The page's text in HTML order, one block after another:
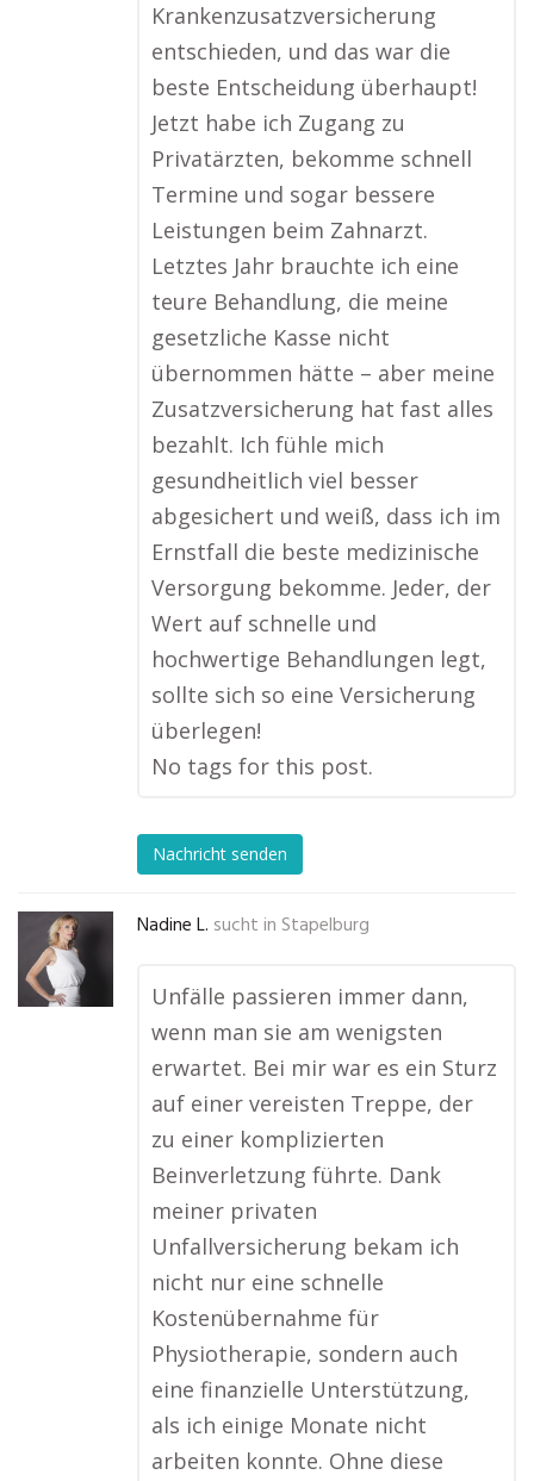
Krankenzusatzversicherung
entschieden, und das war die
beste Entscheidung überhaupt!
Jetzt habe ich Zugang zu
Privatärzten, bekomme schnell
Termine und sogar bessere
Leistungen beim Zahnarzt.
Letztes Jahr brauchte ich eine
teure Behandlung, die meine
gesetzliche Kasse nicht
übernommen hätte – aber meine
Zusatzversicherung hat fast alles
bezahlt. Ich fühle mich
gesundheitlich viel besser
abgesichert und weiß, dass ich im
Ernstfall die beste medizinische
Versorgung bekomme. Jeder, der
Wert auf schnelle und
hochwertige Behandlungen legt,
sollte sich so eine Versicherung
überlegen!
No tags for this post.
Nachricht senden
Nadine L. sucht in Stapelburg
Unfälle passieren immer dann,
wenn man sie am wenigsten
erwartet. Bei mir war es ein Sturz
auf einer vereisten Treppe, der
zu einer komplizierten
Beinverletzung führte. Dank
meiner privaten
Unfallversicherung bekam ich
nicht nur eine schnelle
Kostenübernahme für
Physiotherapie, sondern auch
eine finanzielle Unterstützung,
als ich einige Monate nicht
arbeiten konnte. Ohne diese